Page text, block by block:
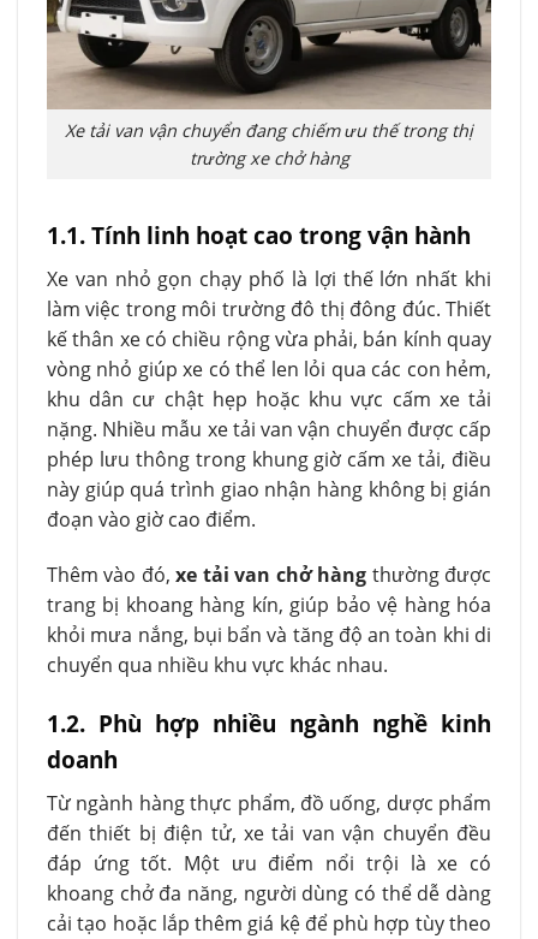
Xe tải van vận chuyển đang chiếm ưu thế trong thị
trường xe chở hàng
1.1. Tính linh hoạt cao trong vận hành
Xe van nhỏ gọn chạy phố là lợi thế lớn nhất khi
làm việc trong môi trường đô thị đông đúc. Thiết
kế thân xe có chiều rộng vừa phải, bán kính quay
vòng nhỏ giúp xe có thể len lỏi qua các con hẻm,
khu dân cư chật hẹp hoặc khu vực cấm xe tải
nặng. Nhiều mẫu xe tải van vận chuyển được cấp
phép lưu thông trong khung giờ cấm xe tải, điều
này giúp quá trình giao nhận hàng không bị gián
đoạn vào giờ cao điểm.
Thêm vào đó,xe tải van chở hàng thường được
trang bị khoang hàng kín, giúp bảo vệ hàng hóa
khỏi mưa nắng, bụi bẩn và tăng độ an toàn khi di
chuyển qua nhiều khu vực khác nhau.
1.2. Phù hợp nhiều ngành nghề kinh
doanh
Từ ngành hàng thực phẩm, đồ uống, dược phẩm
đến thiết bị điện tử, xe tải van vận chuyển đều
đáp ứng tốt. Một ưu điểm nổi trội là xe có
khoang chở đa năng, người dùng có thể dễ dàng
cải tạo hoặc lắp thêm giá kệ để phù hợp tùy theo